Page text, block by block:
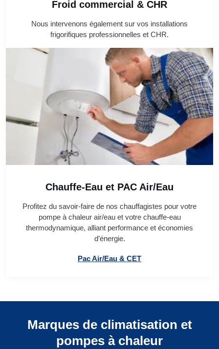
Froid commercial & CHR
Nous intervenons également sur vos installations
frigorifiques professionnelles et CHR.
Chauffe-Eau et PAC Air/Eau
Profitez du savoir-faire de nos chauffagistes pour votre
pompe à chaleur air/eau et votre chauffe-eau
thermodynamique, alliant performance et économies
d’énergie.
Pac Air/Eau & CET
Marques de climatisation et
pompes à chaleur